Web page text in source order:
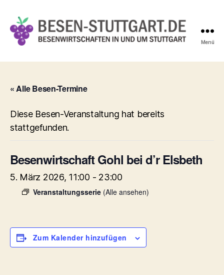
Stuttgart.de
Menü
« Alle Besen-Termine
Diese Besen-Veranstaltung hat bereits
stattgefunden.
Besenwirtschaft Gohl bei d’r Elsbeth
5. März 2026, 11:00 - 23:00
Veranstaltungsserie (Alle ansehen)
Zum Kalender hinzufügen